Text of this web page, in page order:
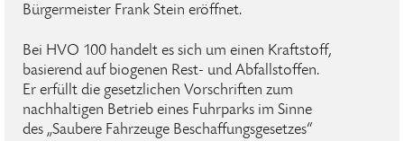
Bürgermeister Frank Stein eröffnet.
Bei HVO 100 handelt es sich um einen Kraftstoff,
basierend auf biogenen Rest- und Abfallstoffen.
Er erfüllt die gesetzlichen Vorschriften zum
nachhaltigen Betrieb eines Fuhrparks im Sinne
des „Saubere Fahrzeuge Beschaffungsgesetzes“